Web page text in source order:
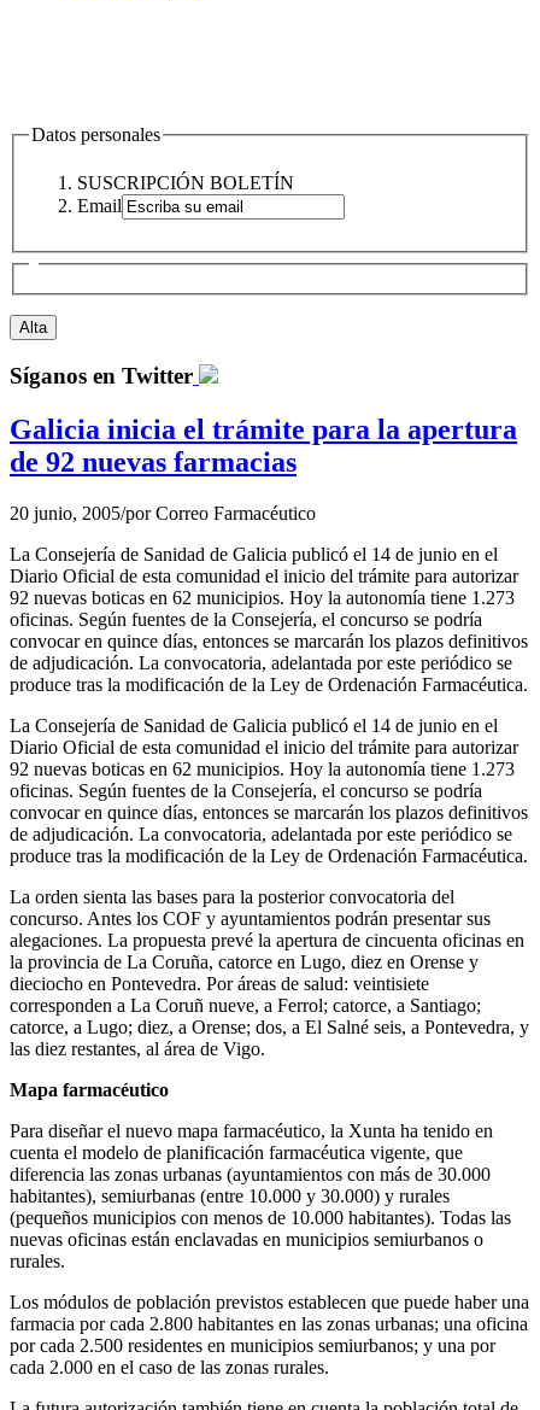
Datos personales
SUSCRIPCIÓN BOLETÍN
Email
Síganos en Twitter
Galicia inicia el trámite para la apertura
de 92 nuevas farmacias
20 junio, 2005/porCorreo Farmacéutico
La Consejería de Sanidad de Galicia publicó el 14 de junio en el
Diario Oficial de esta comunidad el inicio del trámite para autorizar
92 nuevas boticas en 62 municipios. Hoy la autonomía tiene 1.273
oficinas. Según fuentes de la Consejería, el concurso se podría
convocar en quince días, entonces se marcarán los plazos definitivos
de adjudicación. La convocatoria, adelantada por este periódico se
produce tras la modificación de la Ley de Ordenación Farmacéutica.
La Consejería de Sanidad de Galicia publicó el 14 de junio en el
Diario Oficial de esta comunidad el inicio del trámite para autorizar
92 nuevas boticas en 62 municipios. Hoy la autonomía tiene 1.273
oficinas. Según fuentes de la Consejería, el concurso se podría
convocar en quince días, entonces se marcarán los plazos definitivos
de adjudicación. La convocatoria, adelantada por este periódico se
produce tras la modificación de la Ley de Ordenación Farmacéutica.
La orden sienta las bases para la posterior convocatoria del
concurso. Antes los COF y ayuntamientos podrán presentar sus
alegaciones. La propuesta prevé la apertura de cincuenta oficinas en
la provincia de La Coruña, catorce en Lugo, diez en Orense y
dieciocho en Pontevedra. Por áreas de salud: veintisiete
corresponden a La Coruñ nueve, a Ferrol; catorce, a Santiago;
catorce, a Lugo; diez, a Orense; dos, a El Salné seis, a Pontevedra, y
las diez restantes, al área de Vigo.
Mapa farmacéutico
Para diseñar el nuevo mapa farmacéutico, la Xunta ha tenido en
cuenta el modelo de planificación farmacéutica vigente, que
diferencia las zonas urbanas (ayuntamientos con más de 30.000
habitantes), semiurbanas (entre 10.000 y 30.000) y rurales
(pequeños municipios con menos de 10.000 habitantes). Todas las
nuevas oficinas están enclavadas en municipios semiurbanos o
rurales.
Los módulos de población previstos establecen que puede haber una
farmacia por cada 2.800 habitantes en las zonas urbanas; una oficina
por cada 2.500 residentes en municipios semiurbanos; y una por
cada 2.000 en el caso de las zonas rurales.